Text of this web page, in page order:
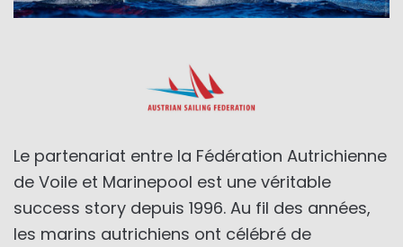
Le partenariat entre la Fédération Autrichienne
de Voile et Marinepool est une véritable
success story depuis 1996. Au fil des années,
les marins autrichiens ont célébré de